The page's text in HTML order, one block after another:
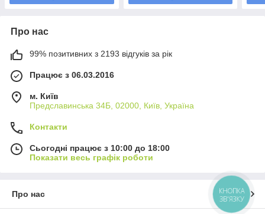
Про нас
99% позитивних з 2193 відгуків за рік
Працює з 06.03.2016
м. Київ
Предславинська 34Б, 02000, Київ, Україна
Контакти
Сьогодні працює з 10:00 до 18:00
Показати весь графік роботи
Про нас
КНОПКА
ЗВ'ЯЗКУ